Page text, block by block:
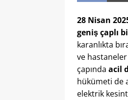
28 Nisan
geniş çaplı
karanlıkta
ve hastaneler
çapında acil
hükümeti de
elektrik